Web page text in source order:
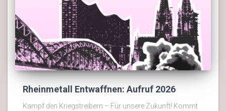
Rheinmetall Entwaffnen: Aufruf 2026
Kampf den Kriegstreibern – Für unsere Zukunft! Kommt